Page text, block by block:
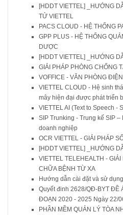
[HDDT VIETTEL] _HƯỚNG
TỬ VIETTEL
PACS CLOUD - HỆ THỐNG
GPP PLUS - HỆ THỐNG
DƯỢC
[HDDT VIETTEL] _HƯỚNG
GIẢI PHÁP PHÒNG CHỐNG
VOFFICE - VĂN PHÒNG
VIETTEL CLOUD - Hệ sinh
mây hiện đại được phát triển
VIETTEL AI (Text to Speech -
SIP Trunking - Trung kế SIP
doanh nghiệp
OCR VIETTEL - GIẢI PHÁP
[HDDT VIETTEL] _HƯỚNG
VIETTEL TELEHEALTH -
CHỮA BỆNH TỪ XA
Hướng dẫn cài đặt và sử
Quyết đinh 2628/QĐ-BYT ĐỀ
ĐOẠN 2020 - 2025 Ngày 22/
PHẦN MỀM QUẢN LÝ TÒA